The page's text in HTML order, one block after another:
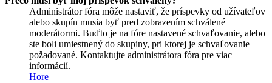
Administrátor fóra môže nastaviť, že príspevky od užívateľov
alebo skupín musia byť pred zobrazením schválené
moderátormi. Buďto je na fóre nastavené schvaľovanie, alebo
ste boli umiestnený do skupiny, pri ktorej je schvaľovanie
požadované. Kontaktujte administrátora fóra pre viac
informácií.
Hore